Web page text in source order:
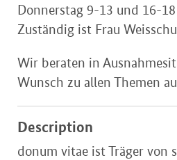
Donnerstag 9-13 und 16-
Zuständig ist Frau
Wir beraten in
Wunsch zu allen Themen
Description
donum vitae ist Träger von